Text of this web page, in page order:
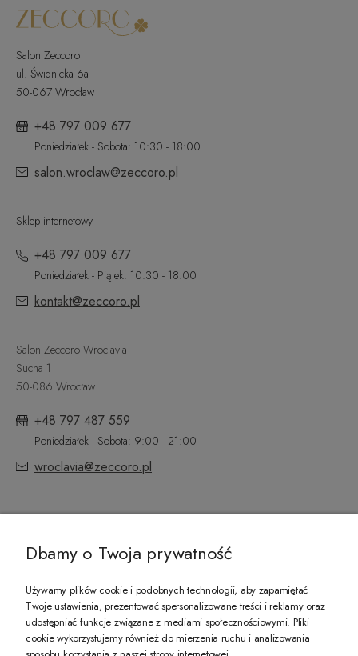
Salon Zeccoro
ul. Świdnicka 6a
50-067 Wrocław
+48 797 009 677
Poniedziałek - Sobota: 10:30 - 18:00
salon.wroclaw@zeccoro.pl
Sklep internetowy
+48 797 009 677
Poniedziałek - Piątek: 10:30 - 18:00
kontakt@zeccoro.pl
Salon Zeccoro Wroclavia
Sucha 1
50-086 Wrocław
+48 797 487 559
Poniedziałek - Sobota: 9:00 - 21:00
wroclavia@zeccoro.pl
PREZENT DLA CIEBIE!
Dbamy o Twoja prywatność
Używamy plików cookie i podobnych technologii, aby zapamiętać
Twoje ustawienia, prezentować spersonalizowane treści i reklamy oraz
udostępniać funkcje związane z mediami społecznościowymi. Pliki
cookie wykorzystujemy również do mierzenia ruchu i analizowania